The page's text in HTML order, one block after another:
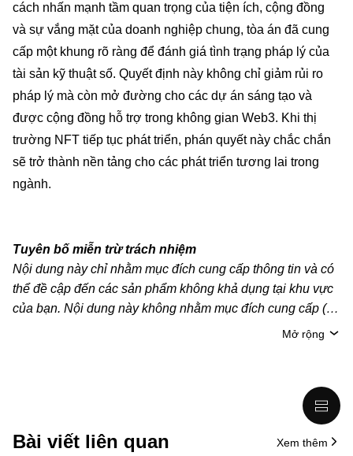
cách nhấn mạnh tầm quan trọng của tiện ích, cộng đồng
và sự vắng mặt của doanh nghiệp chung, tòa án đã cung
cấp một khung rõ ràng để đánh giá tình trạng pháp lý của
tài sản kỹ thuật số. Quyết định này không chỉ giảm rủi ro
pháp lý mà còn mở đường cho các dự án sáng tạo và
được cộng đồng hỗ trợ trong không gian Web3. Khi thị
trường NFT tiếp tục phát triển, phán quyết này chắc chắn
sẽ trở thành nền tảng cho các phát triển tương lai trong
ngành.
Tuyên bố miễn trừ trách nhiệm
Nội dung này chỉ nhằm mục đích cung cấp thông tin và có
thể đề cập đến các sản phẩm không khả dụng tại khu vực
của bạn. Nội dung này không nhằm mục đích cung cấp (i)
lời khuyên hoặc khuyến nghị đầu tư; (ii) đề nghị hoặc chào
sản kỹ thuật số/crypto, bao gồm cả stablecoin, có mức độ
rủi ro cao và có thể biến động mạnh. Bạn nên cân nhắc kỹ
xem việc giao dịch hoặc nắm giữ crypto/tài sản kỹ thuật số
có phù hợp với bạn hay không, dựa trên tình hình tài chính
Mở rộng
Bài viết liên quan Xem thêm